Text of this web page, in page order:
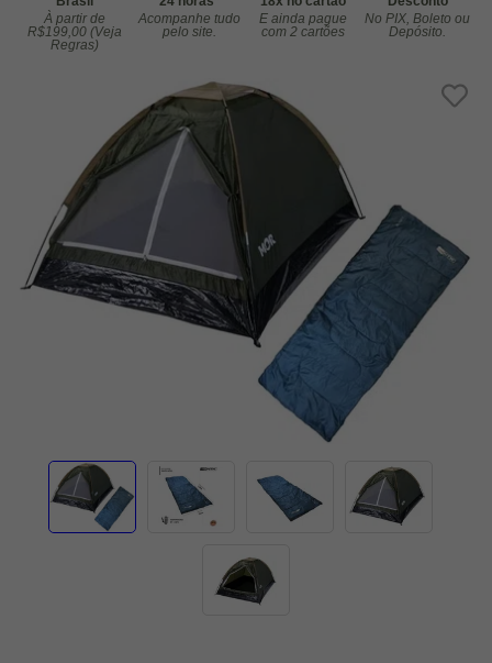
À partir de
R$199,00 (Veja
Regras)
Acompanhe tudo
pelo site.
E ainda pague
com 2 cartões
No PIX, Boleto ou
Depósito.